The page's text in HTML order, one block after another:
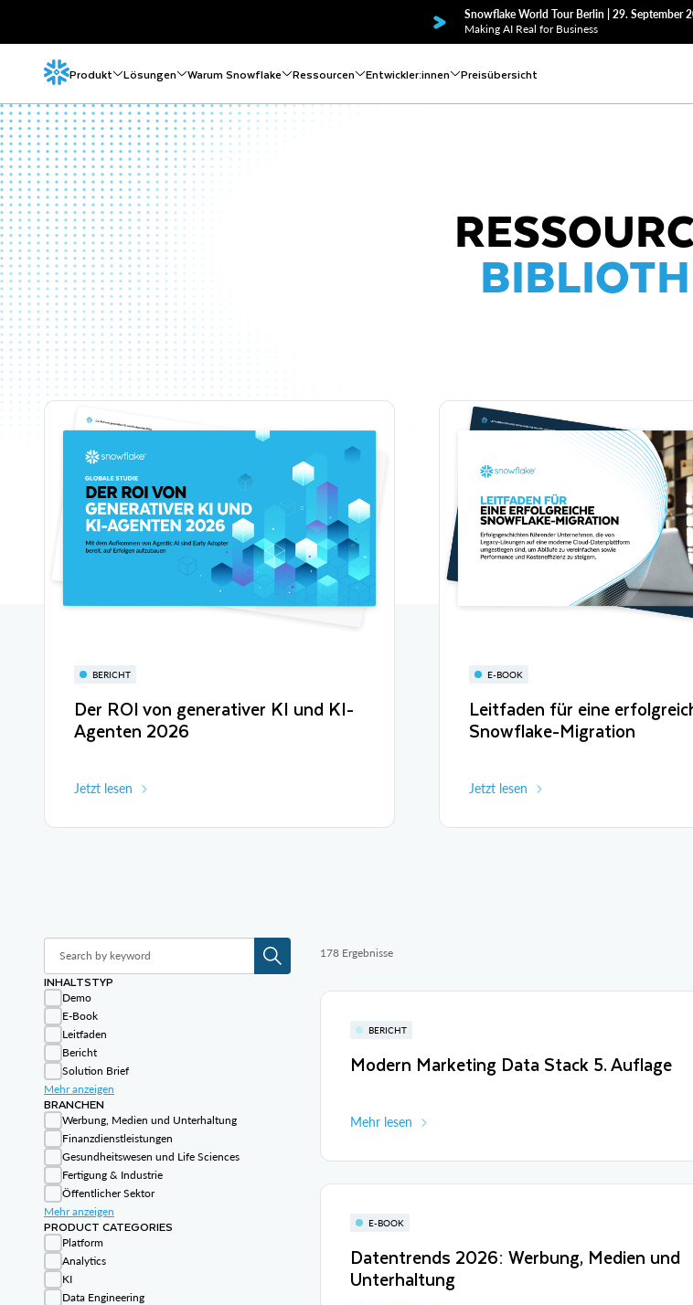
Snowflake World Tour Berlin | 29. September
Making AI Real for Business
Produkt Lösungen Warum Snowflake Ressourcen Entwickler:innen Preisübersicht
BERICHT
Der ROI von generativer KI und KI-
Agenten 2026
Jetzt lesen
E-BOOK
Leitfaden für eine
Snowflake-Migration
Jetzt lesen
INHALTSTYP
Demo
E-Book
Leitfaden
Bericht
Solution Brief
Mehr anzeigen
BRANCHEN
Werbung, Medien und Unterhaltung
Finanzdienstleistungen
Gesundheitswesen und Life Sciences
Fertigung & Industrie
Öffentlicher Sektor
Mehr anzeigen
PRODUCT CATEGORIES
Platform
Analytics
KI
Data Engineering
178 Ergebnisse
BERICHT
Modern Marketing Data Stack 5. Auflage
Mehr lesen
E-BOOK
Datentrends 2026: Werbung, Medien und
Unterhaltung